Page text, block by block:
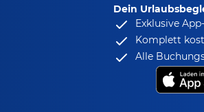
Dein
Exklusive
Komplett
Alle